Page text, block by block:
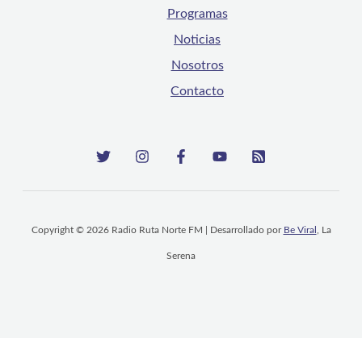
Programas
Noticias
Nosotros
Contacto
Copyright © 2026 Radio Ruta Norte FM | Desarrollado por Be Viral , La
Serena